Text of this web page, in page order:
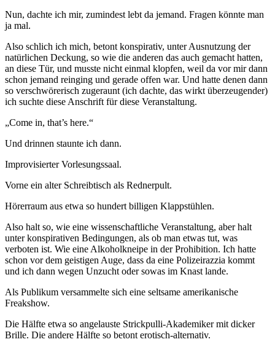
Nun, dachte ich mir, zumindest lebt da jemand. Fragen könnte man
ja mal.
Also schlich ich mich, betont konspirativ, unter Ausnutzung der
natürlichen Deckung, so wie die anderen das auch gemacht hatten,
an diese Tür, und musste nicht einmal klopfen, weil da vor mir dann
schon jemand reinging und gerade offen war. Und hatte denen dann
so verschwörerisch zugeraunt (ich dachte, das wirkt überzeugender)
ich suchte diese Anschrift für diese Veranstaltung.
„Come in, that’s here.“
Und drinnen staunte ich dann.
Improvisierter Vorlesungssaal.
Vorne ein alter Schreibtisch als Rednerpult.
Hörerraum aus etwa so hundert billigen Klappstühlen.
Also halt so, wie eine wissenschaftliche Veranstaltung, aber halt
unter konspirativen Bedingungen, als ob man etwas tut, was
verboten ist. Wie eine Alkoholkneipe in der Prohibition. Ich hatte
schon vor dem geistigen Auge, dass da eine Polizeirazzia kommt
und ich dann wegen Unzucht oder sowas im Knast lande.
Als Publikum versammelte sich eine seltsame amerikanische
Freakshow.
Die Hälfte etwa so angelauste Strickpulli-Akademiker mit dicker
Brille. Die andere Hälfte so betont erotisch-alternativ.